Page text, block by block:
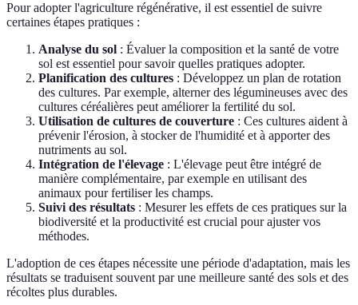
Pour adopter l'agriculture régénérative, il est essentiel de suivre
certaines étapes pratiques :
Analyse du sol : Évaluer la composition et la santé de votre
sol est essentiel pour savoir quelles pratiques adopter.
Planification des cultures : Développez un plan de rotation
des cultures. Par exemple, alterner des légumineuses avec des
cultures céréalières peut améliorer la fertilité du sol.
Utilisation de cultures de couverture : Ces cultures aident à
prévenir l'érosion, à stocker de l'humidité et à apporter des
nutriments au sol.
Intégration de l'élevage : L'élevage peut être intégré de
manière complémentaire, par exemple en utilisant des
animaux pour fertiliser les champs.
Suivi des résultats : Mesurer les effets de ces pratiques sur la
biodiversité et la productivité est crucial pour ajuster vos
méthodes.
L'adoption de ces étapes nécessite une période d'adaptation, mais les
résultats se traduisent souvent par une meilleure santé des sols et des
récoltes plus durables.